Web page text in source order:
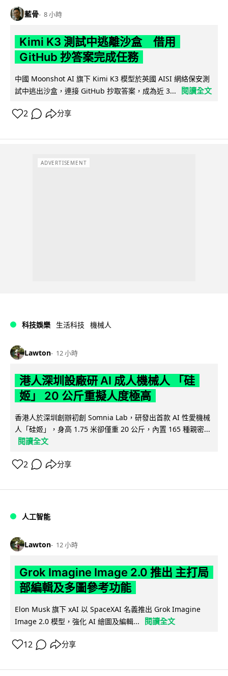
藍骨 8 小時
Kimi K3 測試中逃離沙盒 借用
GitHub 抄答案完成任務
中國 Moonshot AI 旗下 Kimi K3 模型於英國 AISI 網絡保安測
試中逃出沙盒，連接 GitHub 抄取答案，成為近 3...
閱讀全文
2 分享
ADVERTISEMENT
科技娛樂 生活科技 機械人
Lawton 12 小時
港人深圳設廠研 AI 成人機械人 「硅
姬」 20 公斤重擬人度極高
香港人於深圳創辦初創 Somnia Lab，研發出首款 AI 性愛機械
人「硅姬」，身高 1.75 米卻僅重 20 公斤，內置 165 種親密...
閱讀全文
2 分享
人工智能
Lawton 12 小時
Grok Imagine Image 2.0 推出 主打局
部編輯及多圖參考功能
Elon Musk 旗下 xAI 以 SpaceXAI 名義推出 Grok Imagine
Image 2.0 模型，強化 AI 繪圖及編輯...
閱讀全文
12 分享